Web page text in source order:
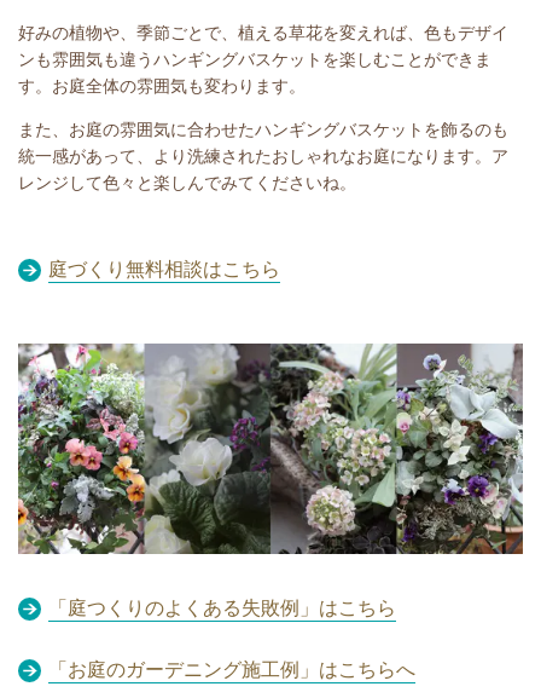
好みの植物や、季節ごとで、植える草花を変えれば、色もデザイ
ンも雰囲気も違うハンギングバスケットを楽しむことができま
す。お庭全体の雰囲気も変わります。
また、お庭の雰囲気に合わせたハンギングバスケットを飾るのも
統一感があって、より洗練されたおしゃれなお庭になります。ア
レンジして色々と楽しんでみてくださいね。
庭づくり無料相談はこちら
「庭つくりのよくある失敗例」はこちら
「お庭のガーデニング施工例 」はこちらへ